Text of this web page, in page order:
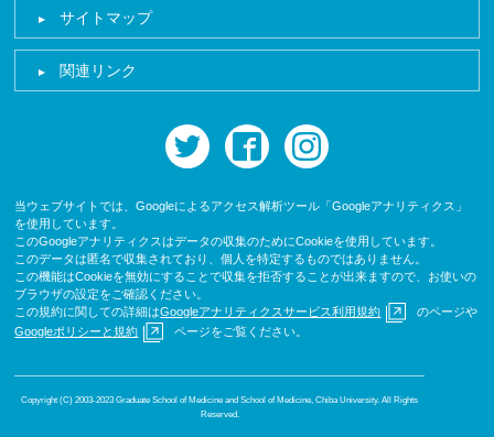
サイトマップ
関連リンク
twitter facebook
当ウェブサイトでは、Googleによるアクセス解析ツール「Googleアナリティクス」
を使用しています。
このGoogleアナリティクスはデータの収集のためにCookieを使用しています。
このデータは匿名で収集されており、個人を特定するものではありません。
この機能はCookieを無効にすることで収集を拒否することが出来ますので、お使いの
ブラウザの設定をご確認ください。
この規約に関しての詳細はGoogleアナリティクスサービス利用規約
のページや
Googleポリシーと規約
ページをご覧ください。
Copyright (C) 2003-2023 Graduate School of Medicine and School of Medicine, Chiba University. All Rights
Reserved.